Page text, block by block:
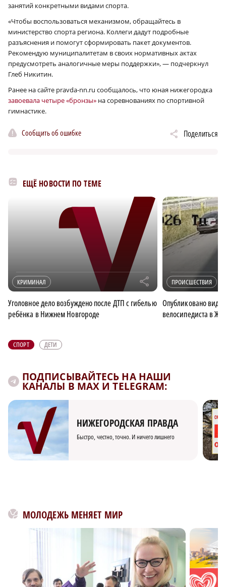
занятий конкретными видами спорта.
«Чтобы воспользоваться механизмом, обращайтесь в
министерство спорта региона. Коллеги дадут подробные
разъяснения и помогут сформировать пакет документов.
Рекомендую муниципалитетам в своих нормативных актах
предусмотреть аналогичные меры поддержки», — подчеркнул
Глеб Никитин.
Ранее на сайте pravda-nn.ru сообщалось, что юная нижегородка
завоевала четыре «бронзы» на соревнованиях по спортивной
гимнастике.
Сообщить об ошибке Поделиться
ЕЩЁ НОВОСТИ ПО ТЕМЕ
КРИМИНАЛ r
Уголовное дело возбуждено после ДТП с гибелью
ребёнка в Нижнем Новгороде
ПРОИСШЕСТВИЯ
Опубликовано
велосипедиста в
СПОРТ ДЕТИ
ПОДПИСЫВАЙТЕСЬ НА НАШИ
КАНАЛЫ В MAX И TELEGRAM:
НИЖЕГОРОДСКАЯ ПРАВДА
Быстро, честно, точно. И ничего лишнего
МОЛОДЕЖЬ МЕНЯЕТ МИР